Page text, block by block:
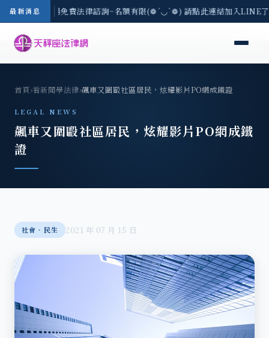
最新消息
-8/3(一) 現場免費法律諮詢~名額有限(❁´◡`❁) 請點此連結加入LINE
首頁›看新聞學法律›飆車又圍毆社區居民，炫耀影片PO網成鐵證
LEGAL NEWS
飆車又圍毆社區居民，炫耀影片PO網成鐵
證
社會‧民生 2021 年 07 月 15 日